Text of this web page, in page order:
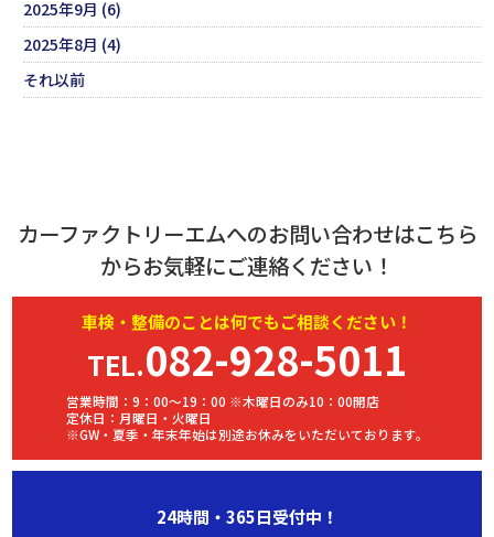
2025年9月 (6)
2025年8月 (4)
それ以前
カーファクトリーエムへのお問い合わせはこちら
からお気軽にご連絡ください！
車検・ 整備のことは何でもご相談ください！
TEL.082-928-5011
営業時間：9：00～19：00 ※木曜日のみ10：00開店
定休日：月曜日・火曜日
※GW・夏季・年末年始は別途お休みをいただいております。
24時間・365日受付中！